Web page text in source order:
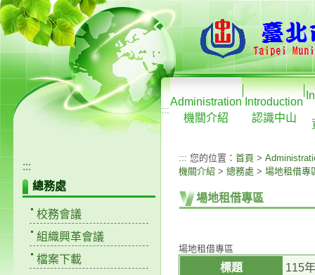
:::
Administration
機關介紹
Introduction
認識中山
:::
總務處
校務會議
組織興革會議
檔案下載
::: 您的位置： 首頁 >
機關介紹 > 總務處 > 場地租借專
場地租借專區
場地租借專區
標題
115